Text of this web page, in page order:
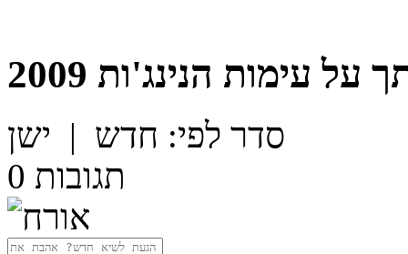
על עימות הנינג'ות 2009
סדר לפי: חדש | ישן
0 תגובות